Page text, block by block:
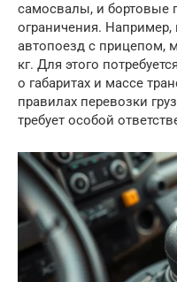
самосвалы, и бортовые
ограничения.
автопоезд с прицепом,
кг. Для этого
о габаритах и массе
правилах перевозки
требует особой